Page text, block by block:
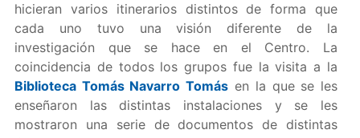
hicieran varios itinerarios distintos de forma que
cada uno tuvo una visión diferente de la
investigación que se hace en el Centro. La
coincidencia de todos los grupos fue la visita a la
Biblioteca Tomás Navarro Tomás en la que se les
enseñaron las distintas instalaciones y se les
mostraron una serie de documentos de distintas